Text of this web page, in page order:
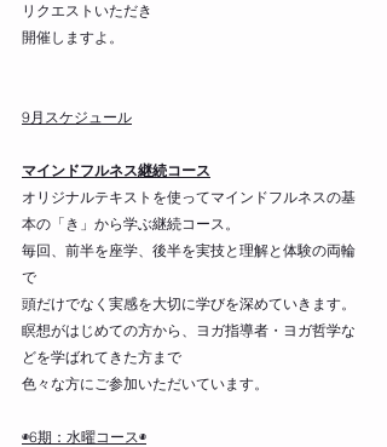
リクエストいただき
開催しますよ。
9月スケジュール
マインドフルネス継続コース
オリジナルテキストを使ってマインドフルネスの基
本の「き」から学ぶ継続コース。
毎回、前半を座学、後半を実技と理解と体験の両輪
で
頭だけでなく実感を大切に学びを深めていきます。
瞑想がはじめての方から、ヨガ指導者・ヨガ哲学な
どを学ばれてきた方まで
色々な方にご参加いただいています。
◉6期：水曜コース◉